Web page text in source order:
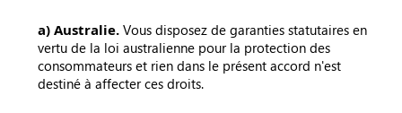
a) Australie. Vous disposez de garanties statutaires en
vertu de la loi australienne pour la protection des
consommateurs et rien dans le présent accord n'est
destiné à affecter ces droits.